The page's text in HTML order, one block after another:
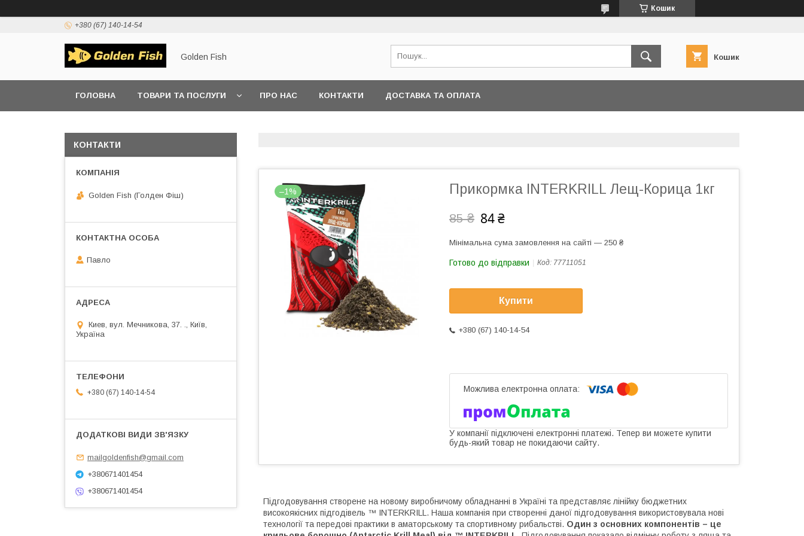
Кошик
+380 (67) 140-14-54
Golden Fish Кошик
ГОЛОВНА ТОВАРИ ТА ПОСЛУГИ ПРО НАС КОНТАКТИ ДОСТАВКА ТА ОПЛАТА
–1% Прикормка INTERKRILL Лещ-Корица 1кг
85 ₴ 84 ₴
Мінімальна сума замовлення на сайті — 250 ₴
Готово до відправки Код: 77711051
Купити
+380 (67) 140-14-54
У компанії підключені електронні платежі. Тепер ви можете купити
будь-який товар не покидаючи сайту.
Підгодовування створене на новому виробничому обладнанні в Україні та представляє лінійку бюджетних
високоякісних підгодівель ™ INTERKRILL. Наша компанія при створенні даної підгодовування використовувала нові
технології та передові практики в аматорському та спортивному рибальстві. Один з основних компонентів – це
КОНТАКТИ
Golden Fish (Голден Фіш)
Павло
Киев, вул. Мечникова, 37. ., Київ,
Україна
+380 (67) 140-14-54
mailgoldenfish@gmail.com
+380671401454
+380671401454